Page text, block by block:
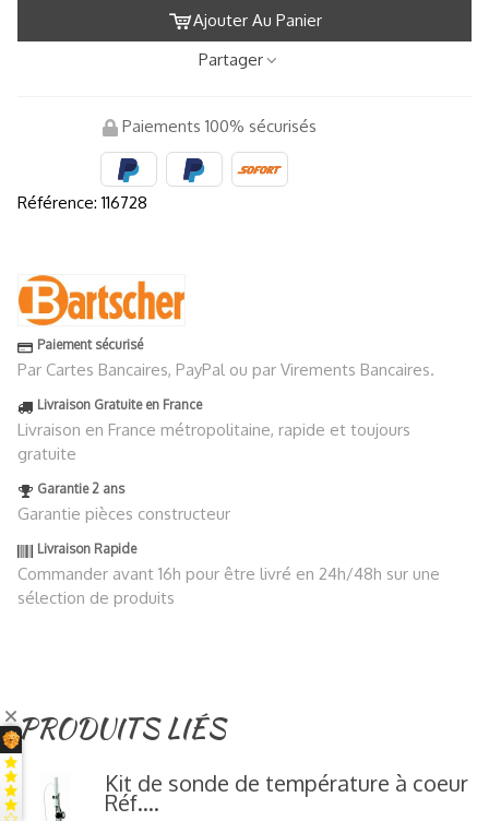
Ajouter Au Panier
Partager
Paiements 100% sécurisés
Référence: 116728
Paiement sécurisé
Par Cartes Bancaires, PayPal ou par Virements Bancaires.
Livraison Gratuite en France
Livraison en France métropolitaine, rapide et toujours
gratuite
Garantie 2 ans
Garantie pièces constructeur
Livraison Rapide
Commander avant 16h pour être livré en 24h/48h sur une
sélection de produits
PRODUITS LIÉS
Kit de sonde de température à coeur
Réf....